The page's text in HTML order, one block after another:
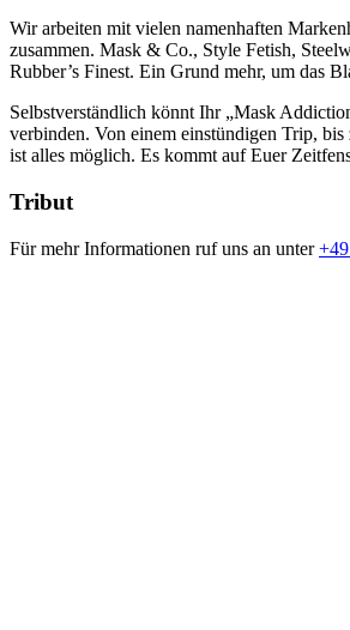
Wir arbeiten mit vielen namenhaften
zusammen. Mask & Co., Style Fetish,
Rubber’s Finest. Ein Grund mehr, um das
Selbstverständlich könnt Ihr „Mask
verbinden. Von einem einstündigen Trip,
ist alles möglich. Es kommt auf Euer
Tribut
Für mehr Informationen ruf uns an unter